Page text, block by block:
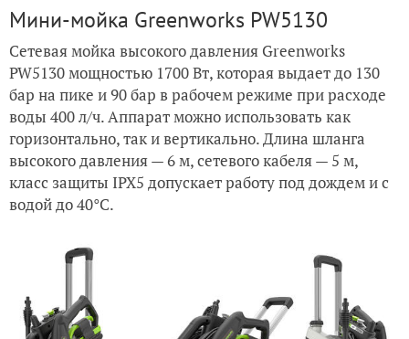
Мини-мойка Greenworks PW5130
Сетевая мойка высокого давления Greenworks
PW5130 мощностью 1700 Вт, которая выдает до 130
бар на пике и 90 бар в рабочем режиме при расходе
воды 400 л/ч. Аппарат можно использовать как
горизонтально, так и вертикально. Длина шланга
высокого давления — 6 м, сетевого кабеля — 5 м,
класс защиты IPX5 допускает работу под дождем и с
водой до 40°C.